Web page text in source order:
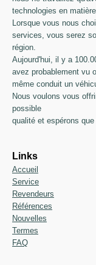
technologies en
Lorsque vous nous
services, vous serez
région.
Aujourd'hui, il y a
avez probablement vu
même conduit un
Nous voulons vous
possible
qualité et espérons
Links
Accueil
Service
Revendeurs
Références
Nouvelles
Termes
FAQ